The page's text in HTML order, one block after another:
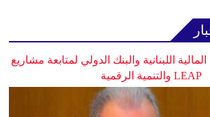
اللبنانية والبنك الدولي لمتابعة مشاريع
LEAP والتنمية الرقمية